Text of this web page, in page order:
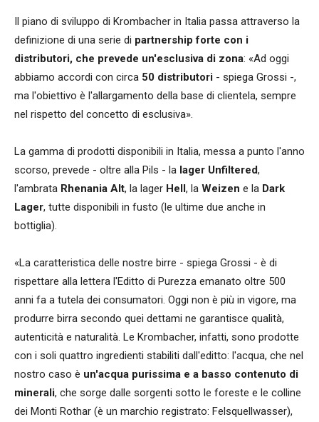
Il piano di sviluppo di Krombacher in Italia passa attraverso la
definizione di una serie di partnership forte con i
distributori, che prevede un'esclusiva di zona: «Ad oggi
abbiamo accordi con circa 50 distributori - spiega Grossi -,
ma l'obiettivo è l'allargamento della base di clientela, sempre
nel rispetto del concetto di esclusiva».
La gamma di prodotti disponibili in Italia, messa a punto l'anno
scorso, prevede - oltre alla Pils - la lager Unfiltered,
l'ambrata Rhenania Alt, la lager Hell, la Weizen e la Dark
Lager, tutte disponibili in fusto (le ultime due anche in
bottiglia).
«La caratteristica delle nostre birre - spiega Grossi - è di
rispettare alla lettera l'Editto di Purezza emanato oltre 500
anni fa a tutela dei consumatori. Oggi non è più in vigore, ma
produrre birra secondo quei dettami ne garantisce qualità,
autenticità e naturalità. Le Krombacher, infatti, sono prodotte
con i soli quattro ingredienti stabiliti dall'editto: l'acqua, che nel
nostro caso è un'acqua purissima e a basso contenuto di
minerali, che sorge dalle sorgenti sotto le foreste e le colline
dei Monti Rothar (è un marchio registrato: Felsquellwasser),